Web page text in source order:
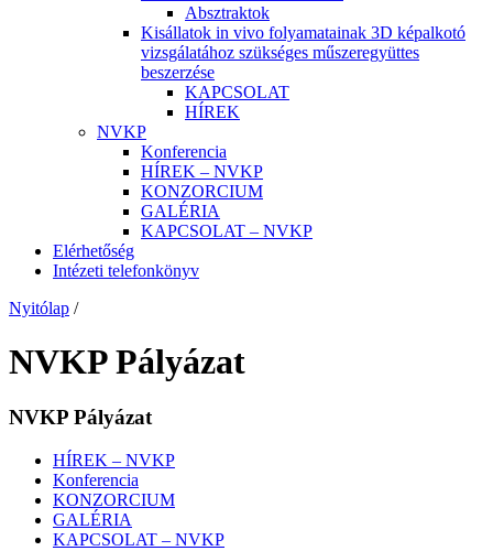
Absztraktok
Kisállatok in vivo folyamatainak 3D képalkotó
vizsgálatához szükséges műszeregyüttes
beszerzése
KAPCSOLAT
HÍREK
NVKP
Konferencia
HÍREK – NVKP
KONZORCIUM
GALÉRIA
KAPCSOLAT – NVKP
Elérhetőség
Intézeti telefonkönyv
Nyitólap /
NVKP Pályázat
NVKP Pályázat
HÍREK – NVKP
Konferencia
KONZORCIUM
GALÉRIA
KAPCSOLAT – NVKP